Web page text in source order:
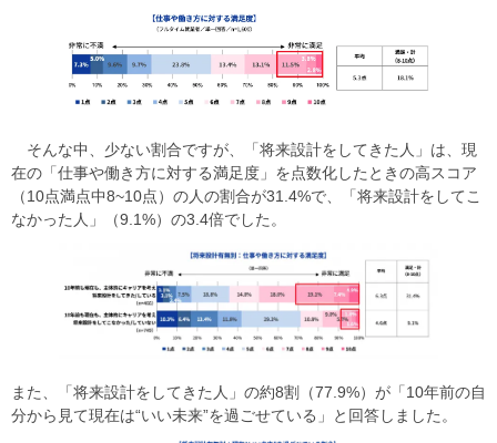
​​ そんな中、少ない割合ですが、「将来設計をしてきた人」は、現
在の「仕事や働き方に対する満足度」を点数化したときの高スコア
（10点満点中8~10点）の人の割合が31.4%で、「将来設計をしてこ
なかった人」（9.1%）の3.4倍でした。
また、「将来設計をしてきた人」の約8割（77.9%）が「10年前の自
分から見て現在は“いい未来”を過ごせている」と回答しました。​